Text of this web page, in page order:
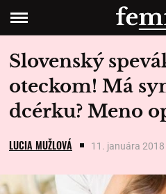
Slovenský
oteckom! Má
dcérku? Meno
LUCIA MUŽLOVÁ 11. januára 2018